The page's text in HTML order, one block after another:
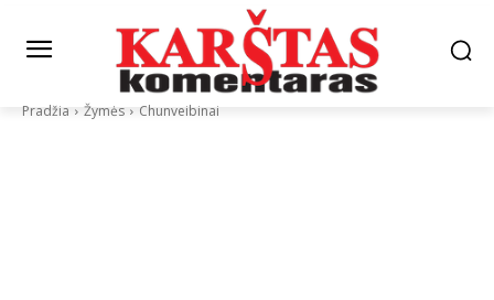
Pradžia Žymės Chunveibinai